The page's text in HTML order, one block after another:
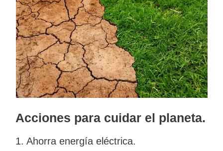
Acciones para cuidar el planeta.
1. Ahorra energía eléctrica.